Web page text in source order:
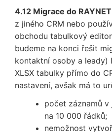
4.12 Migrace do
z jiného CRM nebo
obchodu tabulkový
budeme na konci řešit
kontaktní osoby a
XLSX tabulky přímo do
nastavení, avšak má to
počet záznamů v
na 10 000 řádků;
nemožnost